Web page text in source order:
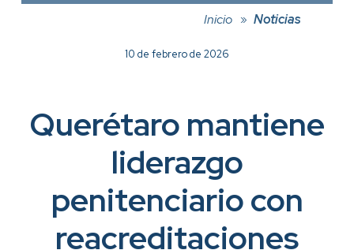
Inicio
Noticias
10 de febrero de 2026
Querétaro mantiene
liderazgo
penitenciario con
reacreditaciones